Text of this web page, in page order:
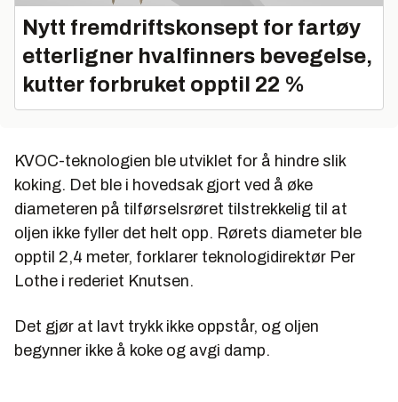
Nytt fremdriftskonsept for fartøy
etterligner hvalfinners bevegelse,
kutter forbruket opptil 22 %
KVOC-teknologien ble utviklet for å hindre slik
koking. Det ble i hovedsak gjort ved å øke
diameteren på tilførselsrøret tilstrekkelig til at
oljen ikke fyller det helt opp. Rørets diameter ble
opptil 2,4 meter, forklarer teknologidirektør Per
Lothe i rederiet Knutsen.
Det gjør at lavt trykk ikke oppstår, og oljen
begynner ikke å koke og avgi damp.